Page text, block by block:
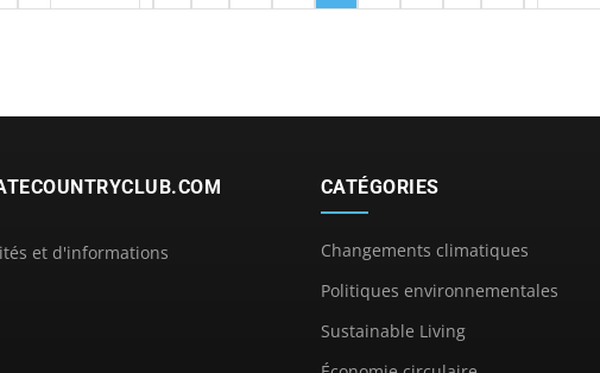
et d'informations
CATÉGORIES
Changements climatiques
Politiques environnementales
Sustainable Living